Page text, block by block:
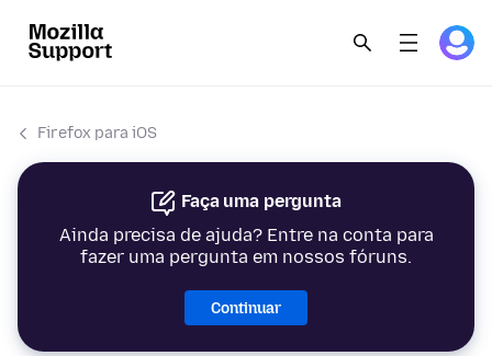
Firefox para iOS
Faça uma pergunta
Ainda precisa de ajuda? Entre na conta para
fazer uma pergunta em nossos fóruns.
Continuar